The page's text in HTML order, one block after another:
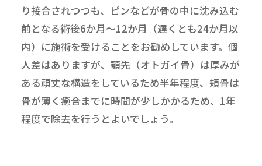
り接合されつつも、ピンなどが骨の中に沈み込む
前となる術後6か月～12か月（遅くとも24か月以
内）に施術を受けることをお勧めしています。個
人差はありますが、顎先（オトガイ骨）は厚みが
ある頑丈な構造をしているため半年程度、頬骨は
骨が薄く癒合までに時間が少しかかるため、1年
程度で除去を行うとよいでしょう。